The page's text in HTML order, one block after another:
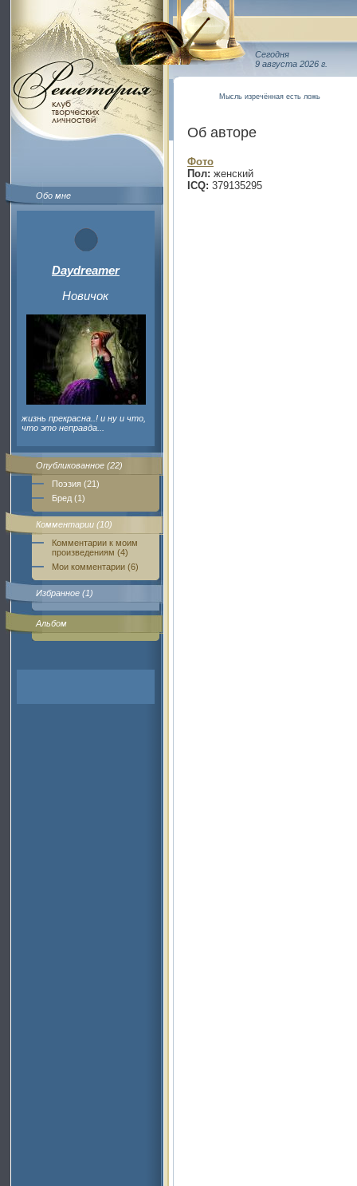
Обо мне
Daydreamer
Новичок
жизнь прекрасна..! и ну и что,
что это неправда...
Опубликованное (22)
Поэзия (21)
Бред (1)
Комментарии (10)
Комментарии к моим
произведениям (4)
Мои комментарии (6)
Избранное (1)
Альбом
Сегодня
9 августа 2026 г.
Мысль изречённая есть ложь
Об авторе
Фото
Пол: женский
ICQ: 379135295